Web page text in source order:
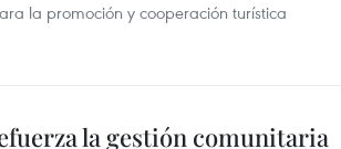
la promoción y cooperación turística
la gestión comunitaria